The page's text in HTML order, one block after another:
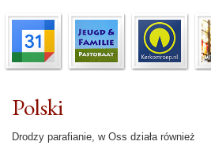
Polski
Drodzy parafianie, w Oss działa również